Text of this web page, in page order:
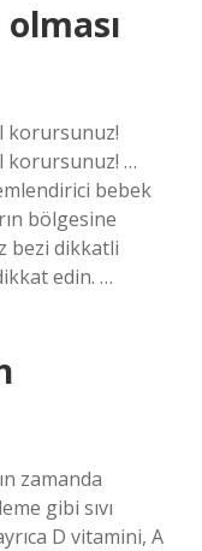
korursunuz!
korursunuz! …
bebek
bölgesine
bezi dikkatli
edin. …
zamanda
gibi sıvı
D vitamini, A